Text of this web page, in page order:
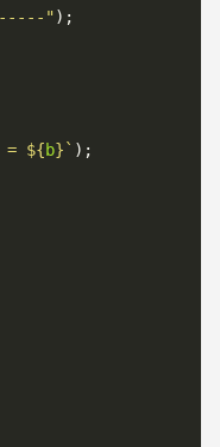
");
= ${b} ` );